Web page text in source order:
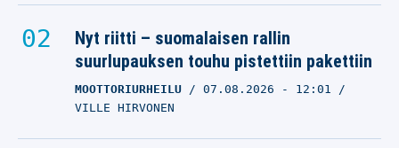
Nyt riitti – suomalaisen rallin
suurlupauksen touhu pistettiin pakettiin
MOOTTORIURHEILU 07.08.2026 - 12:01
VILLE HIRVONEN